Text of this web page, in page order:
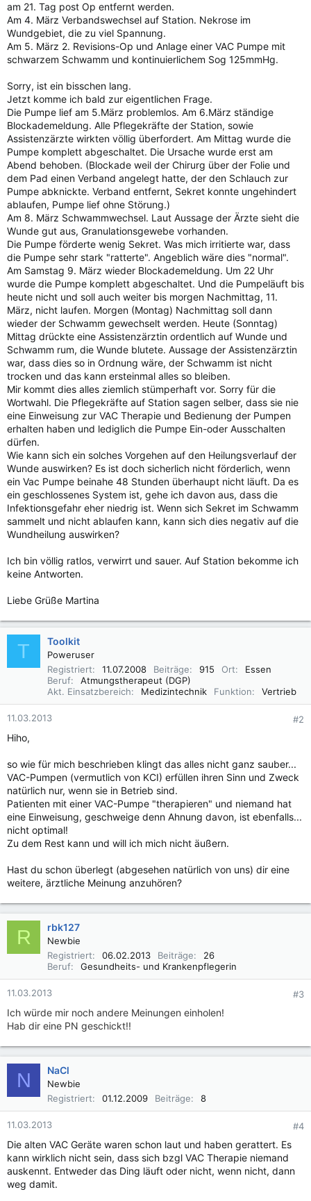
am 21. Tag post Op entfernt werden.
Am 4. März Verbandswechsel auf Station. Nekrose im
Wundgebiet, die zu viel Spannung.
Am 5. März 2. Revisions-Op und Anlage einer VAC Pumpe mit
schwarzem Schwamm und kontinuierlichem Sog 125mmHg.
Sorry, ist ein bisschen lang.
Jetzt komme ich bald zur eigentlichen Frage.
Die Pumpe lief am 5.März problemlos. Am 6.März ständige
Blockademeldung. Alle Pflegekräfte der Station, sowie
Assistenzärzte wirkten völlig überfordert. Am Mittag wurde die
Pumpe komplett abgeschaltet. Die Ursache wurde erst am
Abend behoben. (Blockade weil der Chirurg über der Folie und
dem Pad einen Verband angelegt hatte, der den Schlauch zur
Pumpe abknickte. Verband entfernt, Sekret konnte ungehindert
ablaufen, Pumpe lief ohne Störung.)
Am 8. März Schwammwechsel. Laut Aussage der Ärzte sieht die
Wunde gut aus, Granulationsgewebe vorhanden.
Die Pumpe förderte wenig Sekret. Was mich irritierte war, dass
die Pumpe sehr stark "ratterte". Angeblich wäre dies "normal".
Am Samstag 9. März wieder Blockademeldung. Um 22 Uhr
wurde die Pumpe komplett abgeschaltet. Und die Pumpeläuft bis
heute nicht und soll auch weiter bis morgen Nachmittag, 11.
März, nicht laufen. Morgen (Montag) Nachmittag soll dann
wieder der Schwamm gewechselt werden. Heute (Sonntag)
Mittag drückte eine Assistenzärztin ordentlich auf Wunde und
Schwamm rum, die Wunde blutete. Aussage der Assistenzärztin
war, dass dies so in Ordnung wäre, der Schwamm ist nicht
trocken und das kann ersteinmal alles so bleiben.
Mir kommt dies alles ziemlich stümperhaft vor. Sorry für die
Wortwahl. Die Pflegekräfte auf Station sagen selber, dass sie nie
eine Einweisung zur VAC Therapie und Bedienung der Pumpen
erhalten haben und lediglich die Pumpe Ein-oder Ausschalten
dürfen.
Wie kann sich ein solches Vorgehen auf den Heilungsverlauf der
Wunde auswirken? Es ist doch sicherlich nicht förderlich, wenn
ein Vac Pumpe beinahe 48 Stunden überhaupt nicht läuft. Da es
ein geschlossenes System ist, gehe ich davon aus, dass die
Infektionsgefahr eher niedrig ist. Wenn sich Sekret im Schwamm
sammelt und nicht ablaufen kann, kann sich dies negativ auf die
Wundheilung auswirken?
Ich bin völlig ratlos, verwirrt und sauer. Auf Station bekomme ich
keine Antworten.
Liebe Grüße Martina
T Toolkit
Poweruser
Registriert
11.07.2008 Beiträge 915 Ort
Essen
Beruf
Atmungstherapeut (DGP)
Akt. Einsatzbereich
Medizintechnik Funktion Vertrieb
11.03.2013 #2
Hiho,
so wie für mich beschrieben klingt das alles nicht ganz sauber...
VAC-Pumpen (vermutlich von KCI) erfüllen ihren Sinn und Zweck
natürlich nur, wenn sie in Betrieb sind.
Patienten mit einer VAC-Pumpe "therapieren" und niemand hat
eine Einweisung, geschweige denn Ahnung davon, ist ebenfalls...
nicht optimal!
Zu dem Rest kann und will ich mich nicht äußern.
Hast du schon überlegt (abgesehen natürlich von uns) dir eine
weitere, ärztliche Meinung anzuhören?
R rbk127
Newbie
Registriert
06.02.2013 Beiträge
26
Beruf
Gesundheits- und Krankenpflegerin
11.03.2013 #3
Ich würde mir noch andere Meinungen einholen!
Hab dir eine PN geschickt!!
N NaCl
Newbie
Registriert
01.12.2009 Beiträge 8
11.03.2013 #4
Die alten VAC Geräte waren schon laut und haben gerattert. Es
kann wirklich nicht sein, dass sich bzgl VAC Therapie niemand
auskennt. Entweder das Ding läuft oder nicht, wenn nicht, dann
weg damit.